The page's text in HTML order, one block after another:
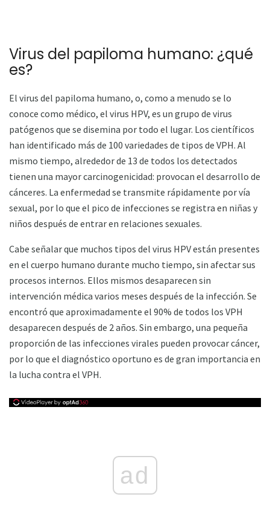
Virus del papiloma humano: ¿qué
es?
El virus del papiloma humano, o, como a menudo se lo
conoce como médico, el virus HPV, es un grupo de virus
patógenos que se disemina por todo el lugar. Los científicos
han identificado más de 100 variedades de tipos de VPH. Al
mismo tiempo, alrededor de 13 de todos los detectados
tienen una mayor carcinogenicidad: provocan el desarrollo de
cánceres. La enfermedad se transmite rápidamente por vía
sexual, por lo que el pico de infecciones se registra en niñas y
niños después de entrar en relaciones sexuales.
Cabe señalar que muchos tipos del virus HPV están presentes
en el cuerpo humano durante mucho tiempo, sin afectar sus
procesos internos. Ellos mismos desaparecen sin
intervención médica varios meses después de la infección. Se
encontró que aproximadamente el 90% de todos los VPH
desaparecen después de 2 años. Sin embargo, una pequeña
proporción de las infecciones virales pueden provocar cáncer,
por lo que el diagnóstico oportuno es de gran importancia en
la lucha contra el VPH.
ad